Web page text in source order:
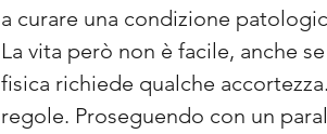
a curare una condizione
La vita però non è facile, anche
fisica richiede qualche
regole. Proseguendo con un